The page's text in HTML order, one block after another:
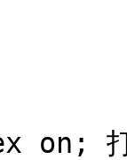
on; 打